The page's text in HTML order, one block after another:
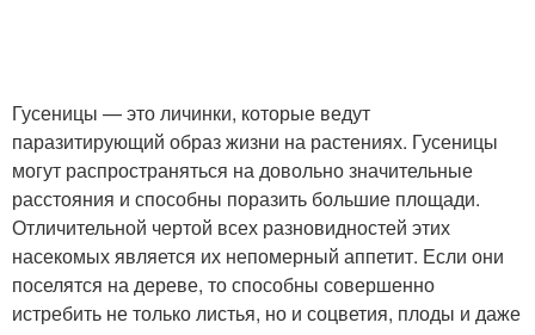
Гусеницы — это личинки, которые ведут
паразитирующий образ жизни на растениях. Гусеницы
могут распространяться на довольно значительные
расстояния и способны поразить большие площади.
Отличительной чертой всех разновидностей этих
насекомых является их непомерный аппетит. Если они
поселятся на дереве, то способны совершенно
истребить не только листья, но и соцветия, плоды и даже